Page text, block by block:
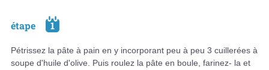
étape 1
Pétrissez la pâte à pain en y incorporant peu à peu 3 cuillerées à
soupe d'huile d'olive. Puis roulez la pâte en boule, farinez- la et